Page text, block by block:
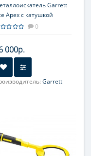
Garrett
Apex с катушкой
и наушниками
0
000р.
Garrett